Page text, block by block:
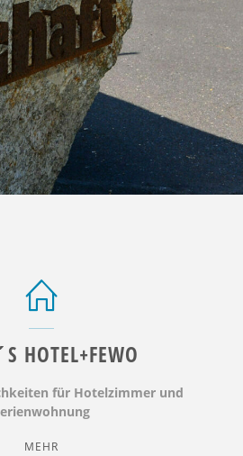
HOTEL+FEWO
für Hotelzimmer und
MEHR